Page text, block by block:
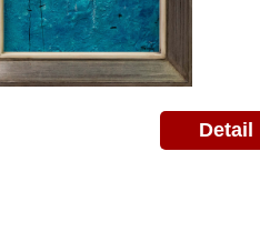
Detail